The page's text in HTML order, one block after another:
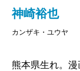
神崎裕也
カンザキ・ユウヤ
熊本県生れ。